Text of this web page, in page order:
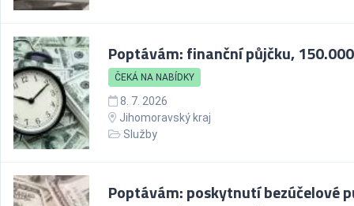
Poptávám: finanční půjčku,
ČEKÁ NA NABÍDKY
8. 7. 2026
Jihomoravský kraj
Služby
Poptávám: poskytnutí bezúčelové